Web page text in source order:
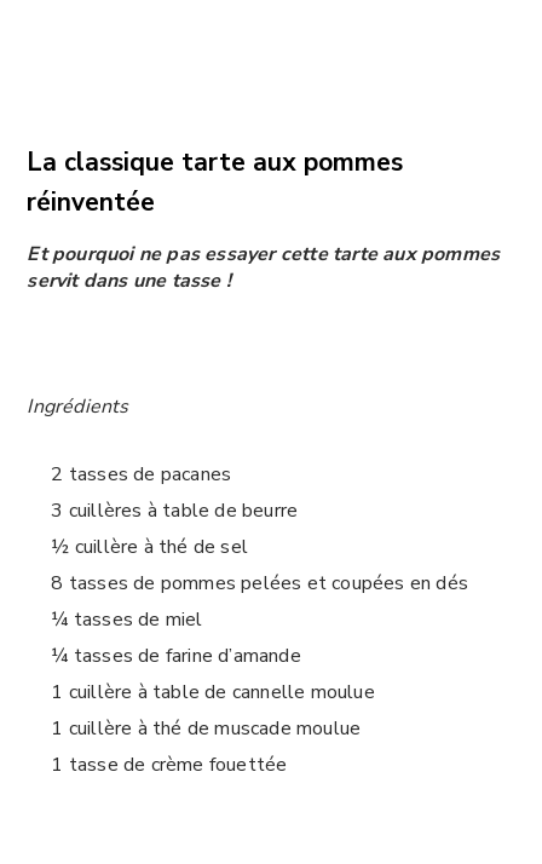
La classique tarte aux pommes
réinventée
Et pourquoi ne pas essayer cette tarte aux pommes
servit dans une tasse !
Ingrédients
2 tasses de pacanes
3 cuillères à table de beurre
½ cuillère à thé de sel
8 tasses de pommes pelées et coupées en dés
¼ tasses de miel
¼ tasses de farine d’amande
1 cuillère à table de cannelle moulue
1 cuillère à thé de muscade moulue
1 tasse de crème fouettée